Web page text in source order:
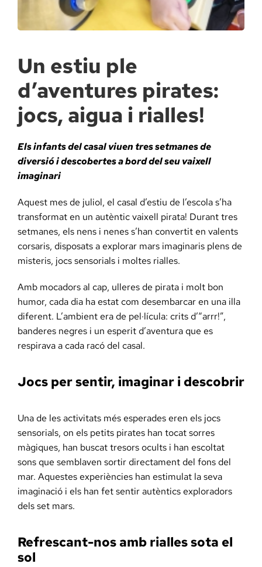
Àmbit
Un estiu ple
d’aventures pirates:
jocs, aigua i rialles!
Els infants del casal viuen tres setmanes de
diversió i descobertes a bord del seu vaixell
imaginari
Aquest mes de juliol, el casal d’estiu de l’escola s’ha
transformat en un autèntic vaixell pirata! Durant tres
setmanes, els nens i nenes s’han convertit en valents
corsaris, disposats a explorar mars imaginaris plens de
misteris, jocs sensorials i moltes rialles.
Amb mocadors al cap, ulleres de pirata i molt bon
humor, cada dia ha estat com desembarcar en una illa
diferent. L’ambient era de pel·lícula: crits d’“arrr!”,
banderes negres i un esperit d’aventura que es
respirava a cada racó del casal.
Jocs per sentir, imaginar i descobrir
Una de les activitats més esperades eren els jocs
sensorials, on els petits pirates han tocat sorres
màgiques, han buscat tresors ocults i han escoltat
sons que semblaven sortir directament del fons del
mar. Aquestes experiències han estimulat la seva
imaginació i els han fet sentir autèntics exploradors
dels set mars.
Refrescant-nos amb rialles sota el
sol